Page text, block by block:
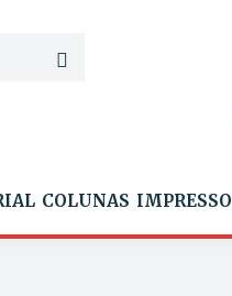
COLUNAS IMPRESSO